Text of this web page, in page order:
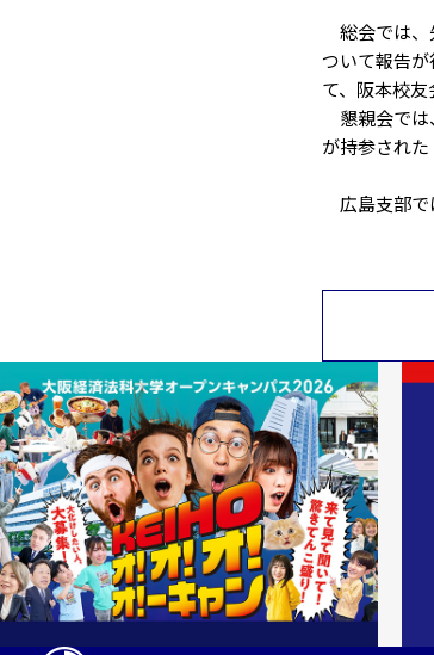
総会では、
ついて報告
て、阪本校
懇親会では
が持参され
広島支部で